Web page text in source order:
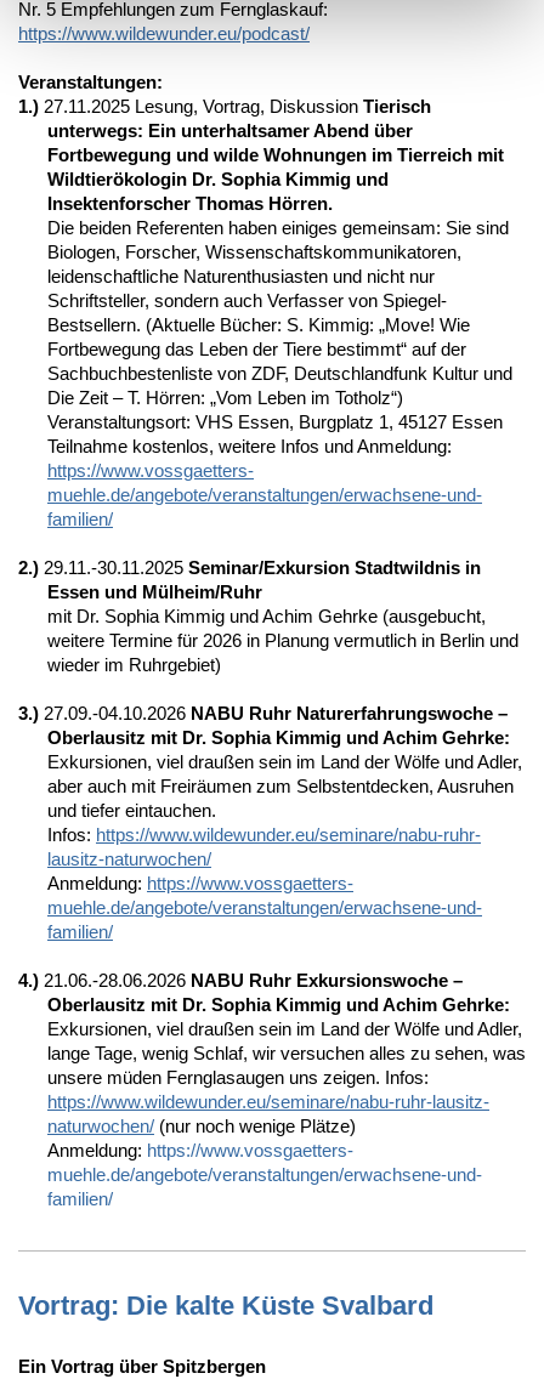
Nr. 5 Empfehlungen zum Fernglaskauf:
https://www.wildewunder.eu/podcast/
Veranstaltungen:
1.) 27.11.2025 Lesung, Vortrag, Diskussion Tierisch
unterwegs: Ein unterhaltsamer Abend über
Fortbewegung und wilde Wohnungen im Tierreich mit
Wildtierökologin Dr. Sophia Kimmig und
Insektenforscher Thomas Hörren.
Die beiden Referenten haben einiges gemeinsam: Sie sind
Biologen, Forscher, Wissenschaftskommunikatoren,
leidenschaftliche Naturenthusiasten und nicht nur
Schriftsteller, sondern auch Verfasser von Spiegel-
Bestsellern. (Aktuelle Bücher: S. Kimmig: „Move! Wie
Fortbewegung das Leben der Tiere bestimmt“ auf der
Sachbuchbestenliste von ZDF, Deutschlandfunk Kultur und
Die Zeit – T. Hörren: „Vom Leben im Totholz“)
Veranstaltungsort: VHS Essen, Burgplatz 1, 45127 Essen
Teilnahme kostenlos, weitere Infos und Anmeldung:
https://www.vossgaetters-
muehle.de/angebote/veranstaltungen/erwachsene-und-
familien/
2.) 29.11.-30.11.2025 Seminar/Exkursion Stadtwildnis in
Essen und Mülheim/Ruhr
mit Dr. Sophia Kimmig und Achim Gehrke (ausgebucht,
weitere Termine für 2026 in Planung vermutlich in Berlin und
wieder im Ruhrgebiet)
3.) 27.09.-04.10.2026 NABU Ruhr Naturerfahrungswoche –
Oberlausitz mit Dr. Sophia Kimmig und Achim Gehrke:
Exkursionen, viel draußen sein im Land der Wölfe und Adler,
aber auch mit Freiräumen zum Selbstentdecken, Ausruhen
und tiefer eintauchen.
Infos: https://www.wildewunder.eu/seminare/nabu-ruhr-
lausitz-naturwochen/
Anmeldung: https://www.vossgaetters-
muehle.de/angebote/veranstaltungen/erwachsene-und-
familien/
4.) 21.06.-28.06.2026 NABU Ruhr Exkursionswoche –
Oberlausitz mit Dr. Sophia Kimmig und Achim Gehrke:
Exkursionen, viel draußen sein im Land der Wölfe und Adler,
lange Tage, wenig Schlaf, wir versuchen alles zu sehen, was
unsere müden Fernglasaugen uns zeigen. Infos:
https://www.wildewunder.eu/seminare/nabu-ruhr-lausitz-
naturwochen/ (nur noch wenige Plätze)
Anmeldung: https://www.vossgaetters-
muehle.de/angebote/veranstaltungen/erwachsene-und-
familien/
Vortrag: Die kalte Küste Svalbard
Ein Vortrag über Spitzbergen